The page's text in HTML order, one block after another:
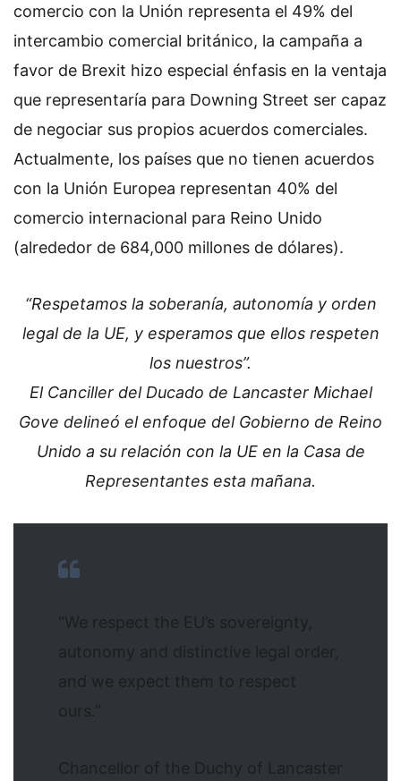
comercio con la Unión representa el 49% del
intercambio comercial británico, la campaña a
favor de Brexit hizo especial énfasis en la ventaja
que representaría para Downing Street ser capaz
de negociar sus propios acuerdos comerciales.
Actualmente, los países que no tienen acuerdos
con la Unión Europea representan 40% del
comercio internacional para Reino Unido
(alrededor de 684,000 millones de dólares).
“Respetamos la soberanía, autonomía y orden
legal de la UE, y esperamos que ellos respeten
los nuestros”.
El Canciller del Ducado de Lancaster Michael
Gove delineó el enfoque del Gobierno de Reino
Unido a su relación con la UE en la Casa de
Representantes esta mañana.
“We respect the EU’s sovereignty,
autonomy and distinctive legal order,
and we expect them to respect
ours.”
Chancellor of the Duchy of Lancaster